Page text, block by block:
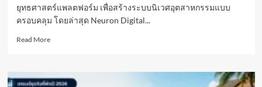
ยุทธศาสตร์แพลตฟอร์ม เพื่อสร้างระบบนิเวศอุตสาหกรรมแบบ
ครอบคลุม โดยล่าสุด Neuron Digital...
Read MoreRead
Digital